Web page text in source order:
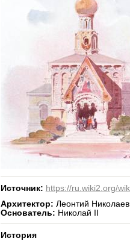
Источник: https://ru.wiki2.org/
Архитектор: Леонтий
Основатель: Николай II
История